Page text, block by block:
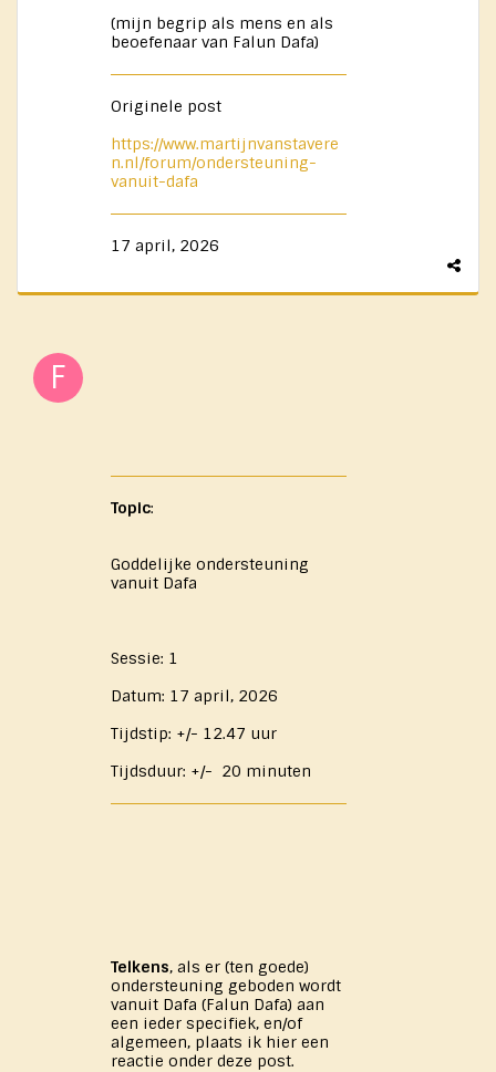
(mijn begrip als mens en als
beoefenaar van Falun Dafa)
Originele post
https://www.martijnvanstavere
n.nl/forum/ondersteuning-
vanuit-dafa
17 april, 2026
Topic:
Goddelijke ondersteuning
vanuit Dafa
Sessie: 1
Datum: 17 april, 2026
Tijdstip: +/- 12.47 uur
Tijdsduur: +/- 20 minuten
Telkens, als er (ten goede)
ondersteuning geboden wordt
vanuit Dafa (Falun Dafa) aan
een ieder specifiek, en/of
algemeen, plaats ik hier een
reactie onder deze post.